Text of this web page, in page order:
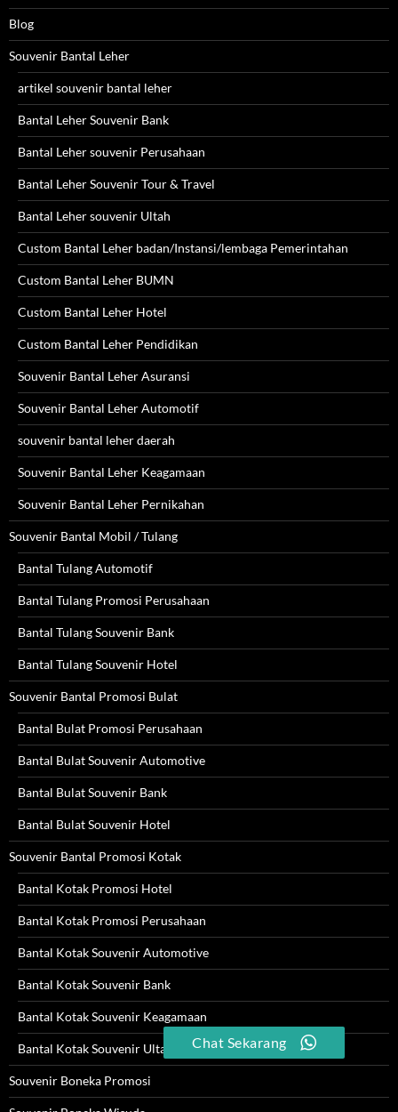
Blog
Souvenir Bantal Leher
artikel souvenir bantal leher
Bantal Leher Souvenir Bank
Bantal Leher souvenir Perusahaan
Bantal Leher Souvenir Tour & Travel
Bantal Leher souvenir Ultah
Custom Bantal Leher badan/Instansi/lembaga Pemerintahan
Custom Bantal Leher BUMN
Custom Bantal Leher Hotel
Custom Bantal Leher Pendidikan
Souvenir Bantal Leher Asuransi
Souvenir Bantal Leher Automotif
souvenir bantal leher daerah
Souvenir Bantal Leher Keagamaan
Souvenir Bantal Leher Pernikahan
Souvenir Bantal Mobil / Tulang
Bantal Tulang Automotif
Bantal Tulang Promosi Perusahaan
Bantal Tulang Souvenir Bank
Bantal Tulang Souvenir Hotel
Souvenir Bantal Promosi Bulat
Bantal Bulat Promosi Perusahaan
Bantal Bulat Souvenir Automotive
Bantal Bulat Souvenir Bank
Bantal Bulat Souvenir Hotel
Souvenir Bantal Promosi Kotak
Bantal Kotak Promosi Hotel
Bantal Kotak Promosi Perusahaan
Bantal Kotak Souvenir Automotive
Bantal Kotak Souvenir Bank
Bantal Kotak Souvenir Keagamaan
Bantal Kotak Souvenir Ultah
Souvenir Boneka Promosi
Chat Sekarang